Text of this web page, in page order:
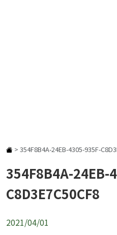
> 354F8B4A-24EB-4305-935F-
354F8B4A-24EB-
C8D3E7C50CF8
2021/04/01